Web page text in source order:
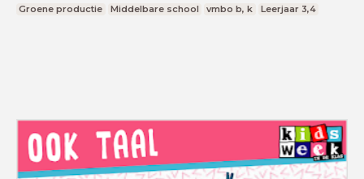
Groene productie Middelbare school vmbo b, k Leerjaar 3,4